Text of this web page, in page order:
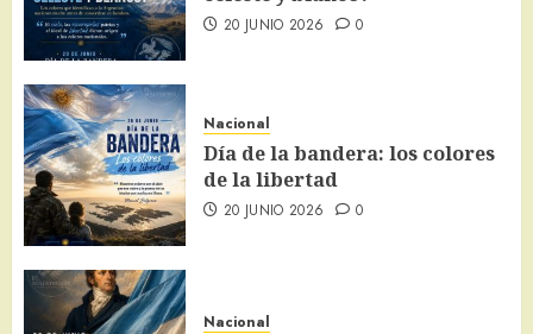
20 JUNIO 2026 0
Nacional
Día de la bandera: los colores
de la libertad
20 JUNIO 2026 0
Nacional